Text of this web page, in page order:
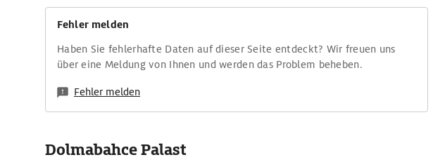
Fehler melden
Haben Sie fehlerhafte Daten auf dieser Seite entdeckt? Wir freuen uns
über eine Meldung von Ihnen und werden das Problem beheben.
Fehler melden
Dolmabahce Palast